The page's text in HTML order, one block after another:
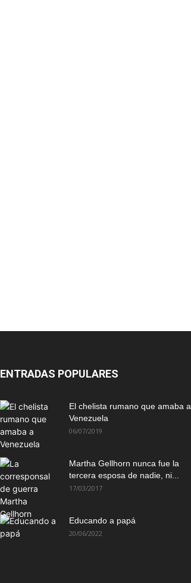
ENTRADAS POPULARES
El chelista rumano que amaba a
Venezuela
06/07/2019
Martha Gellhorn nunca fue la
tercera esposa de nadie, ni...
17/03/2017
Educando a papá
20/06/2022